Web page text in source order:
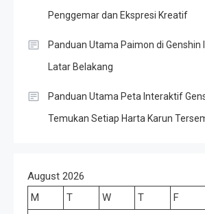
Penggemar dan Ekspresi Kreatif
Panduan Utama Paimon di Genshin
Latar Belakang
Panduan Utama Peta Interaktif
Temukan Setiap Harta Karun
August 2026
M
T W T F